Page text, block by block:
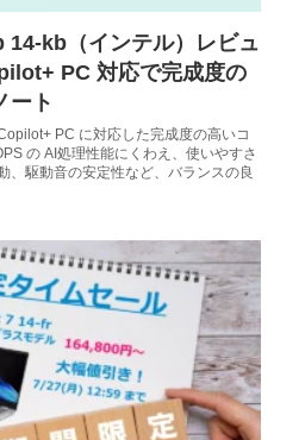
kb（インテル）レビュ
PC 対応で完成度の
ート
PC に対応した完成度の高いコ
の AI処理性能にくわえ、使いやすさ
、駆動音の安定性など、バランスの良